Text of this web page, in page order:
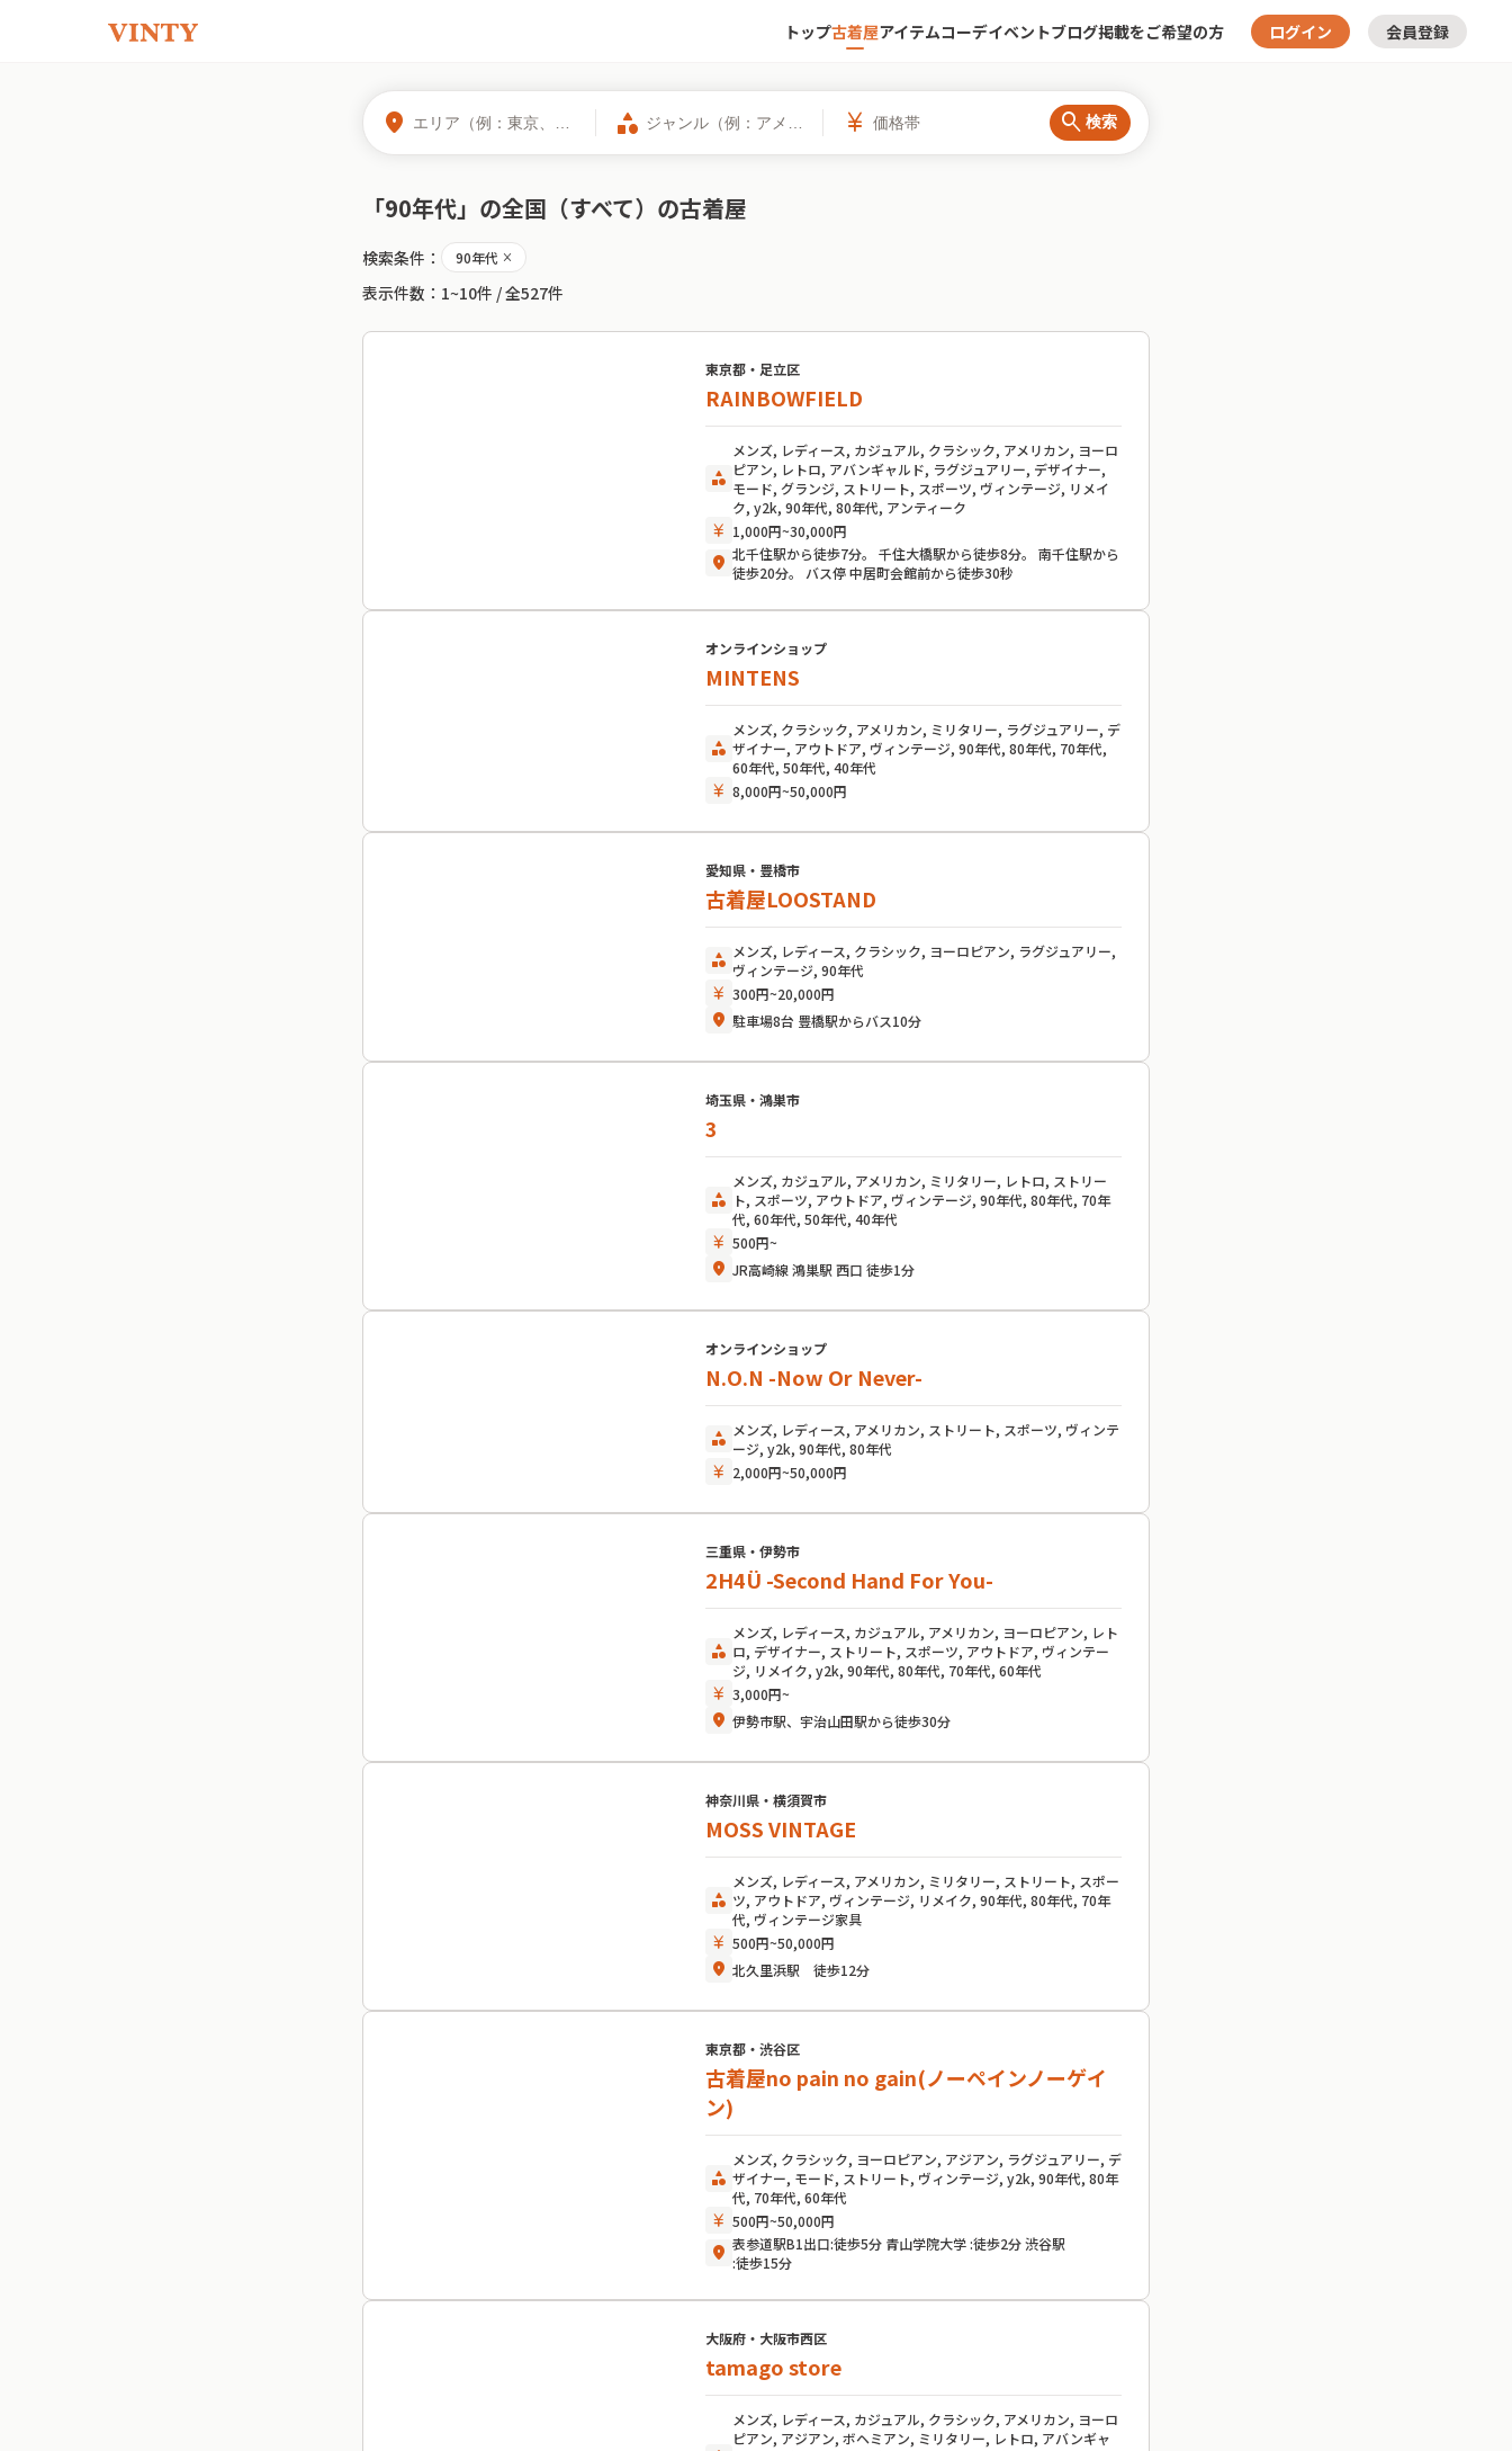
トップ古着屋アイテムコーデイベントブログ掲載をご希望の方 ログイン 会員登録
location_on category currency_yen search 検索
「90年代」の全国（すべて）の古着屋
検索条件： 90年代 close
表示件数： 1~10件 / 全527件
東京都・足立区
RAINBOWFIELD
category
メンズ, レディース, カジュアル, クラシック, アメリカン, ヨーロ
ピアン, レトロ, アバンギャルド, ラグジュアリー, デザイナー,
モード, グランジ, ストリート, スポーツ, ヴィンテージ, リメイ
ク, y2k, 90年代, 80年代, アンティーク
currency_yen 1,000円~30,000円
location_on 北千住駅から徒歩7分。 千住大橋駅から徒歩8分。 南千住駅から
徒歩20分。 バス停 中居町会館前から徒歩30秒
オンラインショップ
MINTENS
category
メンズ, クラシック, アメリカン, ミリタリー, ラグジュアリー, デ
ザイナー, アウトドア, ヴィンテージ, 90年代, 80年代, 70年代,
60年代, 50年代, 40年代
currency_yen 8,000円~50,000円
愛知県・豊橋市
古着屋LOOSTAND
category メンズ, レディース, クラシック, ヨーロピアン, ラグジュアリー,
ヴィンテージ, 90年代
currency_yen 300円~20,000円
location_on 駐車場8台 豊橋駅からバス10分
埼玉県・鴻巣市
3
category
メンズ, カジュアル, アメリカン, ミリタリー, レトロ, ストリー
ト, スポーツ, アウトドア, ヴィンテージ, 90年代, 80年代, 70年
代, 60年代, 50年代, 40年代
currency_yen 500円~
location_on JR高崎線 鴻巣駅 西口 徒歩1分
オンラインショップ
N.O.N -Now Or Never-
category メンズ, レディース, アメリカン, ストリート, スポーツ, ヴィンテ
ージ, y2k, 90年代, 80年代
currency_yen 2,000円~50,000円
三重県・伊勢市
2H4Ü -Second Hand For You-
category
メンズ, レディース, カジュアル, アメリカン, ヨーロピアン, レト
ロ, デザイナー, ストリート, スポーツ, アウトドア, ヴィンテー
ジ, リメイク, y2k, 90年代, 80年代, 70年代, 60年代
currency_yen 3,000円~
location_on 伊勢市駅、宇治山田駅から徒歩30分
神奈川県・横須賀市
MOSS VINTAGE
category
メンズ, レディース, アメリカン, ミリタリー, ストリート, スポー
ツ, アウトドア, ヴィンテージ, リメイク, 90年代, 80年代, 70年
代, ヴィンテージ家具
currency_yen 500円~50,000円
location_on 北久里浜駅 徒歩12分
東京都・渋谷区
古着屋no pain no gain(ノーペインノーゲイ
ン)
category
メンズ, クラシック, ヨーロピアン, アジアン, ラグジュアリー, デ
ザイナー, モード, ストリート, ヴィンテージ, y2k, 90年代, 80年
代, 70年代, 60年代
currency_yen 500円~50,000円
location_on 表参道駅B1出口:徒歩5分 青山学院大学 :徒歩2分 渋谷駅
:徒歩15分
大阪府・大阪市西区
tamago store
メンズ, レディース, カジュアル, クラシック, アメリカン, ヨーロ
ピアン, アジアン, ボヘミアン, ミリタリー, レトロ, アバンギャ